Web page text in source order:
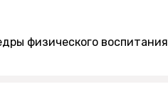
физического воспитания